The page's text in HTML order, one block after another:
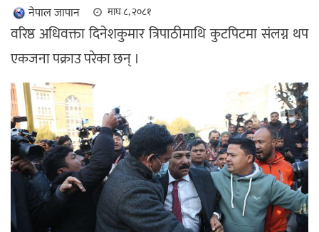
नेपाल जापान माघ ८, २०८१
वरिष्ठ अधिवक्ता दिनेशकुमार त्रिपाठीमाथि कुटपिटमा संलग्न थप
एकजना पक्राउ परेका छन् ।